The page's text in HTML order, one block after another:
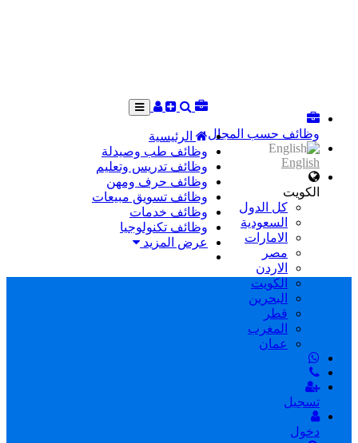
وظائف حسب المجال
English
الكويت
كل الدول
السعودية
الامارات
مصر
الاردن
الكويت
البحرين
قطر
المغرب
عمان
تسجيل
دخول
الرئيسية
وظائف طب وصيدلة
وظائف تدريس وتعليم
وظائف حرف ومهن
وظائف تسويق مبيعات
وظائف خدمات
وظائف تكنولوجيا
عرض المزيد